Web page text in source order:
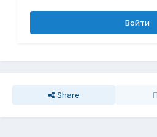
Войти
Share